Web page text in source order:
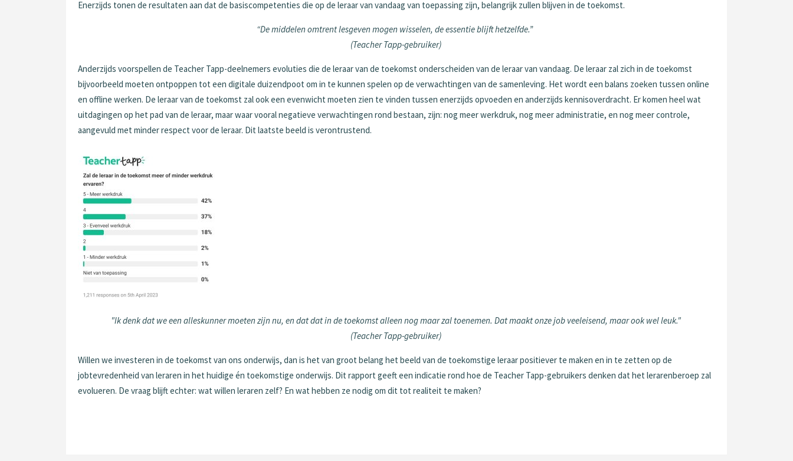
Enerzijds tonen de resultaten aan dat de basiscompetenties die op de leraar van vandaag van toepassing zijn, belangrijk zullen blijven in de toekomst.
“De middelen omtrent lesgeven mogen wisselen, de essentie blijft hetzelfde.”
(Teacher Tapp-gebruiker)
Anderzijds voorspellen de Teacher Tapp-deelnemers evoluties die de leraar van de toekomst onderscheiden van de leraar van vandaag. De leraar zal zich in de toekomst
bijvoorbeeld moeten ontpoppen tot een digitale duizendpoot om in te kunnen spelen op de verwachtingen van de samenleving. Het wordt een balans zoeken tussen online
en offline werken. De leraar van de toekomst zal ook een evenwicht moeten zien te vinden tussen enerzijds opvoeden en anderzijds kennisoverdracht. Er komen heel wat
uitdagingen op het pad van de leraar, maar waar vooral negatieve verwachtingen rond bestaan, zijn: nog meer werkdruk, nog meer administratie, en nog meer controle,
aangevuld met minder respect voor de leraar. Dit laatste beeld is verontrustend.
"Ik denk dat we een alleskunner moeten zijn nu, en dat dat in de toekomst alleen nog maar zal toenemen. Dat maakt onze job veeleisend, maar ook wel leuk."
(Teacher Tapp-gebruiker)
Willen we investeren in de toekomst van ons onderwijs, dan is het van groot belang het beeld van de toekomstige leraar positiever te maken en in te zetten op de
jobtevredenheid van leraren in het huidige én toekomstige onderwijs. Dit rapport geeft een indicatie rond hoe de Teacher Tapp-gebruikers denken dat het lerarenberoep zal
evolueren. De vraag blijft echter: wat willen leraren zelf? En wat hebben ze nodig om dit tot realiteit te maken?